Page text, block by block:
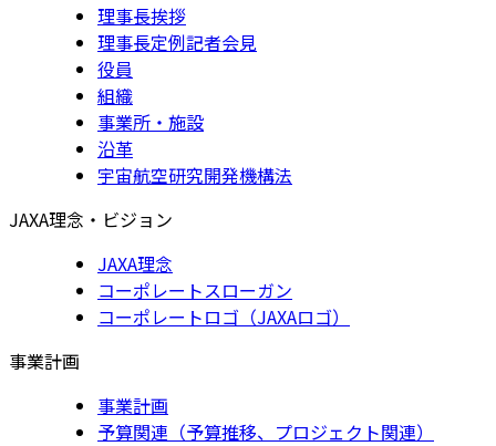
理事長挨拶
理事長定例記者会見
役員
組織
事業所・施設
沿革
宇宙航空研究開発機構法
JAXA理念・ビジョン
JAXA理念
コーポレートスローガン
コーポレートロゴ（JAXAロゴ）
事業計画
事業計画
予算関連（予算推移、プロジェクト関連）